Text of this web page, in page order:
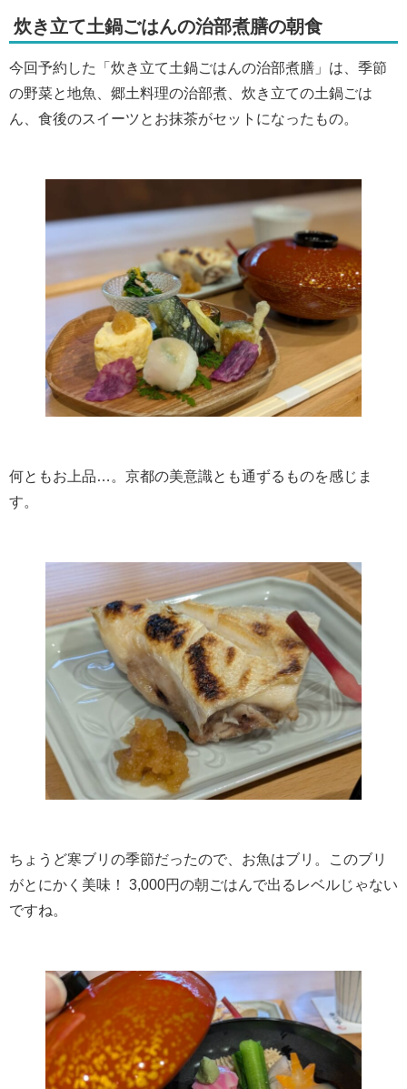
炊き立て土鍋ごはんの治部煮膳の朝食
今回予約した「炊き立て土鍋ごはんの治部煮膳」は、季節
の野菜と地魚、郷土料理の治部煮、炊き立ての土鍋ごは
ん、食後のスイーツとお抹茶がセットになったもの。
何ともお上品…。京都の美意識とも通ずるものを感じま
す。
ちょうど寒ブリの季節だったので、お魚はブリ。このブリ
がとにかく美味！ 3,000円の朝ごはんで出るレベルじゃない
ですね。